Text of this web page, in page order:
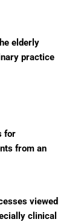
elderly
practice
for
from an
viewed
clinical